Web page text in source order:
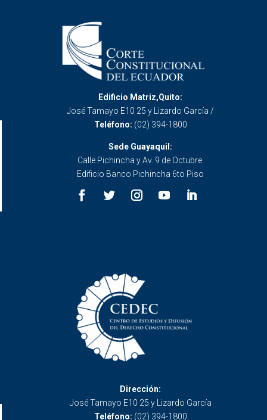
Edificio Matriz,Quito:
José Tamayo E10 25 y Lizardo García /
Teléfono: (02) 394-1800
Sede Guayaquil:
Calle Pichincha y Av. 9 de Octubre.
Edificio Banco Pichincha 6to Piso
Dirección:
José Tamayo E10 25 y Lizardo García
Teléfono: (02) 394-1800